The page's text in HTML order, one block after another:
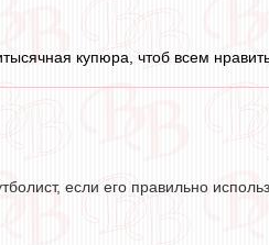
купюра, чтоб всем
если его правильно